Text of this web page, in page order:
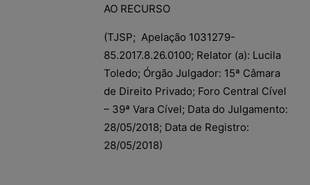
AO RECURSO
(TJSP; Apelação 1031279-
85.2017.8.26.0100; Relator (a): Lucila
Toledo; Órgão Julgador: 15ª Câmara
de Direito Privado; Foro Central Cível
– 39ª Vara Cível; Data do Julgamento:
28/05/2018; Data de Registro:
28/05/2018)